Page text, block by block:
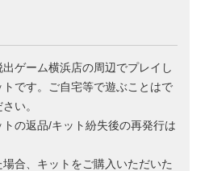
ゲーム横浜店の周辺でプレイし
です。ご自宅等で遊ぶことはで
い。
の返品/キット紛失後の再発行は
合、キットをご購入いただいた